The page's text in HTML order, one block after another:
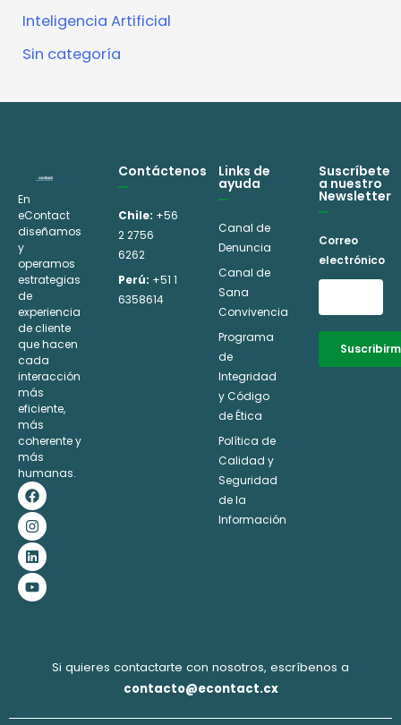
Inteligencia Artificial
Sin categoría
En
eContact
diseñamos
y
operamos
estrategias
de
experiencia
de cliente
que hacen
cada
interacción
más
eficiente,
más
coherente y
más
humanas.
F
a
c
e
b
o
o
k
I
n
s
t
a
g
r
a
m
L
i
n
k
e
d
i
n
Y
o
u
t
u
b
e
Contáctenos
Chile: +56
2 2756
6262
Perú: +51 1
6358614
Links de
ayuda
Canal de
Denuncia
Canal de
Sana
Convivencia
Programa
de
Integridad
y Código
de Ética
Política de
Calidad y
Seguridad
de la
Información
Suscríbete
a nuestro
Newsletter
Correo
electrónico
Si quieres contactarte con nosotros, escríbenos a
contacto@econtact.cx